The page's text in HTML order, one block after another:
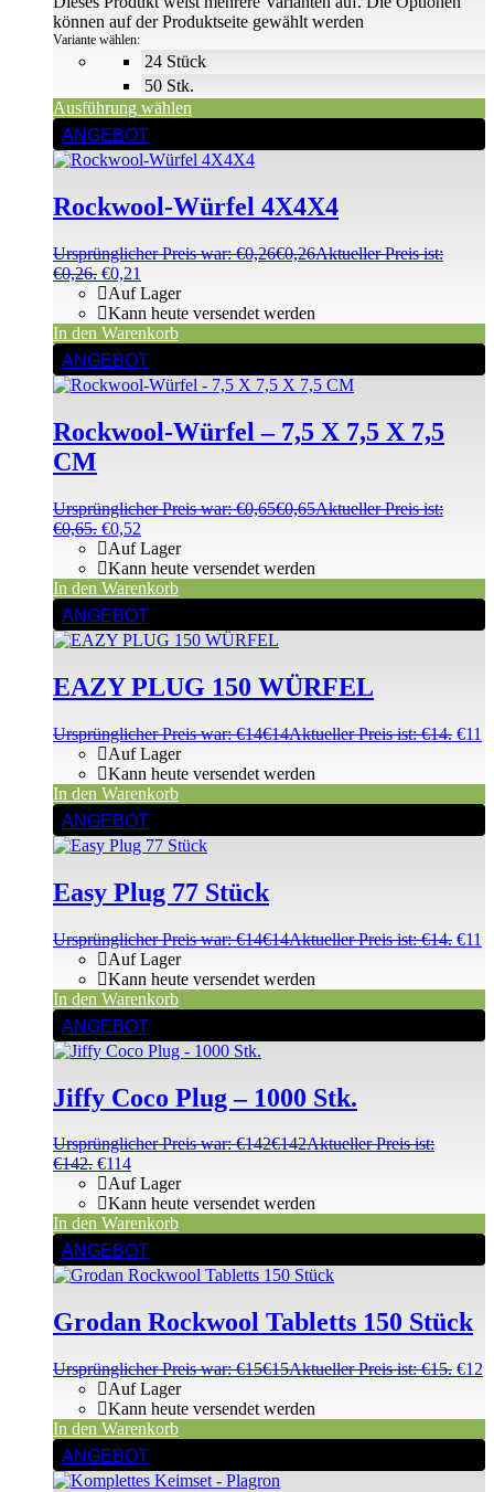
24 Stück
50 Stk.
Variante wählen:
Ausführung wählen
können auf der Produktseite gewählt werden
ANGEBOT
Rockwool-Würfel 4X4X4
Ursprünglicher Preis war: €0,26€0,26Aktueller Preis ist:
€0,26. €0,21
Auf Lager
Kann heute versendet werden
In den Warenkorb
ANGEBOT
Rockwool-Würfel – 7,5 X 7,5 X 7,5
CM
Ursprünglicher Preis war: €0,65€0,65Aktueller Preis ist:
€0,65. €0,52
Auf Lager
Kann heute versendet werden
In den Warenkorb
ANGEBOT
EAZY PLUG 150 WÜRFEL
Ursprünglicher Preis war: €14€14Aktueller Preis ist: €14. €11
Auf Lager
Kann heute versendet werden
In den Warenkorb
ANGEBOT
Easy Plug 77 Stück
Ursprünglicher Preis war: €14€14Aktueller Preis ist: €14. €11
Auf Lager
Kann heute versendet werden
In den Warenkorb
ANGEBOT
Jiffy Coco Plug – 1000 Stk.
Ursprünglicher Preis war: €142€142Aktueller Preis ist:
€142. €114
Auf Lager
Kann heute versendet werden
In den Warenkorb
ANGEBOT
Grodan Rockwool Tabletts 150 Stück
Ursprünglicher Preis war: €15€15Aktueller Preis ist: €15. €12
Auf Lager
Kann heute versendet werden
In den Warenkorb
ANGEBOT